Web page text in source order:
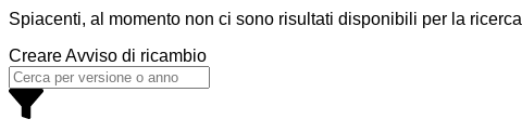
Spiacenti, al momento non ci sono risultati disponibili per la ricerca
Creare Avviso di ricambio